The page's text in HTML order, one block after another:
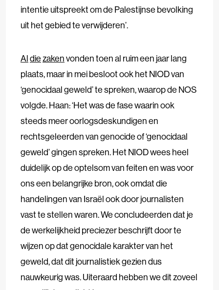
intentie uitspreekt om de Palestijnse bevolking
uit het gebied te verwijderen’.
Aldiezakenvonden toen al ruim een jaar lang
plaats, maar in mei besloot ook het NIOD van
‘genocidaal geweld’ te spreken, waarop de NOS
volgde. Haan: ‘Het was de fase waarin ook
steeds meer oorlogsdeskundigen en
rechtsgeleerden van genocide of ‘genocidaal
geweld’ gingen spreken. Het NIOD wees heel
duidelijk op de optelsom van feiten en was voor
ons een belangrijke bron, ook omdat die
handelingen van Israël ook door journalisten
vast te stellen waren. We concludeerden dat je
de werkelijkheid preciezer beschrijft door te
wijzen op dat genocidale karakter van het
geweld, dat dit journalistiek gezien dus
nauwkeurig was. Uiteraard hebben we dit zoveel